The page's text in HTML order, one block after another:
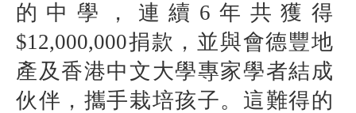
的中學，連續 6 年共獲得
$12,000,000捐款，並與會德豐地
產及香港中文大學專家學者結成
伙伴，攜手栽培孩子。這難得的